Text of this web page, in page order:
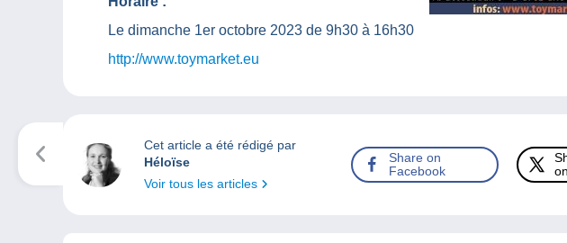
Le dimanche 1er octobre 2023 de 9h30 à 16h30
http://www.toymarket.eu
Cet article a été rédigé par
Héloïse
Voir tous les articles
Share on
Facebook